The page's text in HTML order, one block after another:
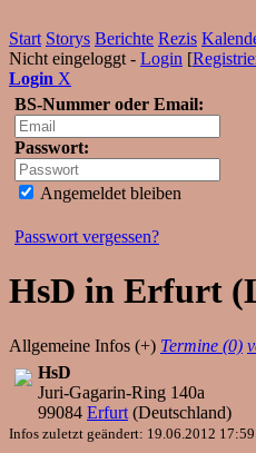
Start Storys Berichte Rezis
Nicht eingeloggt - Login [
Login X
BS-Nummer oder Email:
Passwort:
Angemeldet bleiben
Passwort vergessen?
HsD in Erfurt
Allgemeine Infos (+) Termine (0)
HsD
Juri-Gagarin-Ring 140a
99084 Erfurt (Deutschland)
Infos zuletzt geändert: 19.06.2012 17:59